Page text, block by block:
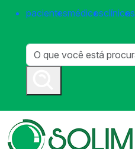
pacientesmédicosclínicas